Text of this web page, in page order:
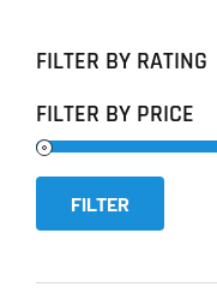
FILTER BY RATING
FILTER BY PRICE
Min.
Max.
FILTER